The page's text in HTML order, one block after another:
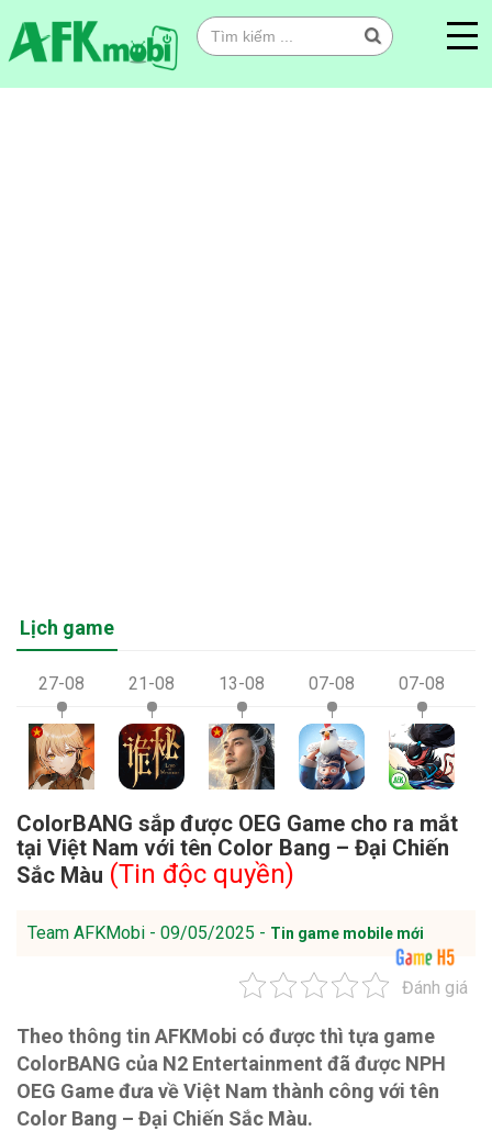
Lịch game
27-08 21-08 13-08 07-08 07-08
ColorBANG sắp được OEG Game cho ra mắt
tại Việt Nam với tên Color Bang – Đại Chiến
Sắc Màu (Tin độc quyền)
Team AFKMobi - 09/05/2025 - Tin game mobile mới
Đánh giá
Theo thông tin AFKMobi có được thì tựa game
ColorBANG của N2 Entertainment đã được NPH
OEG Game đưa về Việt Nam thành công với tên
Color Bang – Đại Chiến Sắc Màu.